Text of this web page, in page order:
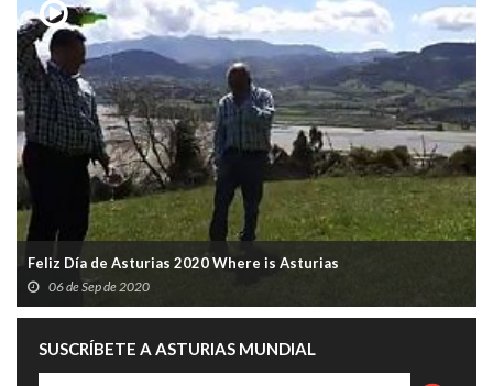
Feliz Día de Asturias 2020 Where is Asturias
06 de Sep de 2020
SUSCRÍBETE A ASTURIAS MUNDIAL